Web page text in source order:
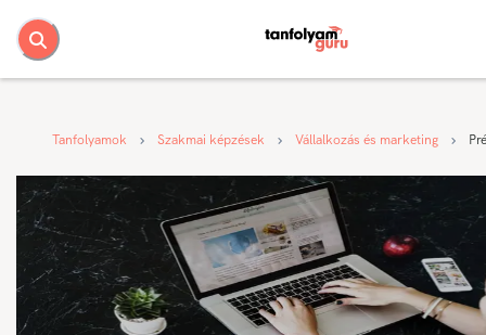
Tanfolyamok Szakmai képzések Vállalkozás és marketing